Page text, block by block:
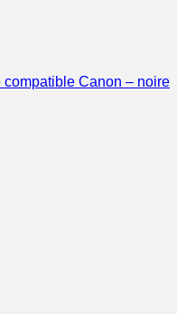
Canon – noire